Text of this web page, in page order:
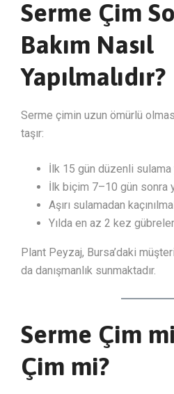
Serme Çim
Bakım Nasıl
Yapılmalıdır?
Serme çimin uzun ömürlü
taşır:
İlk 15 gün düzenli sulama
İlk biçim 7–10 gün sonra
Aşırı sulamadan
Yılda en az 2 kez
Plant Peyzaj, Bursa’daki
da danışmanlık sunmaktadır.
Serme Çim
Çim mi?